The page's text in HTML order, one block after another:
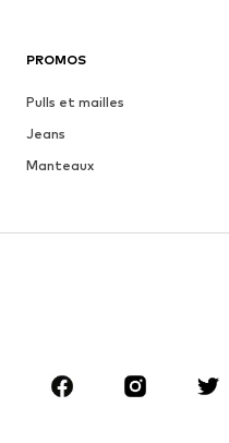
PROMOS
Pulls et mailles
Jeans
Manteaux
Accessoires